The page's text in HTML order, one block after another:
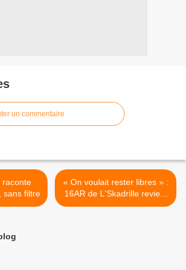
un commentaire
sans filtre
« On voulait rester libres » :
16AR de L'Skadrille revient
sans filtre sur l'industrie du